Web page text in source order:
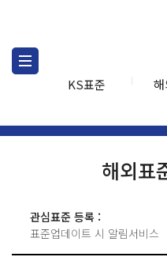
KS표준
해외표
관심표준 등록 :
표준업데이트 시 알림서비스